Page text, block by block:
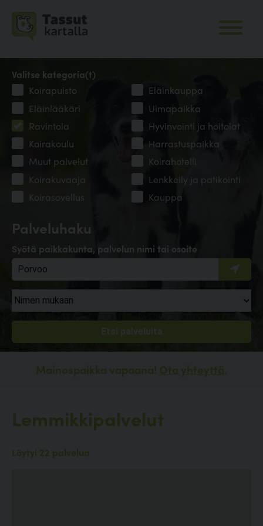
Palveluhaku
Syötä paikkakunta, palvelun nimi tai osoite
Valitse kategoria(t)
Koirapuisto
Eläinkauppa
Eläinlääkäri
Uimapaikka
Ravintola
Hyvinvointi ja hoitolat
Koirakoulu
Harrastuspaikka
Muut palvelut
Koirahotelli
Koirakuvaaja
Lenkkeily ja patikointi
Koirasovellus
Kauppa
Mainospaikka vapaana! Ota yhteyttä.
Lemmikkipalvelut
Löytyi 22 palvelua